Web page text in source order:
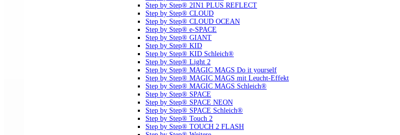
Step by Step® 2IN1 PLUS REFLECT
Step by Step® CLOUD
Step by Step® CLOUD OCEAN
Step by Step® e-SPACE
Step by Step® GIANT
Step by Step® KID
Step by Step® KID Schleich®
Step by Step® Light 2
Step by Step® MAGIC MAGS Do it yourself
Step by Step® MAGIC MAGS mit Leucht-Effekt
Step by Step® MAGIC MAGS Schleich®
Step by Step® SPACE
Step by Step® SPACE NEON
Step by Step® SPACE Schleich®
Step by Step® Touch 2
Step by Step® TOUCH 2 FLASH